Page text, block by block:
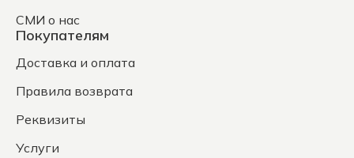
СМИ о нас
Покупателям
Доставка и оплата
Правила возврата
Реквизиты
Услуги